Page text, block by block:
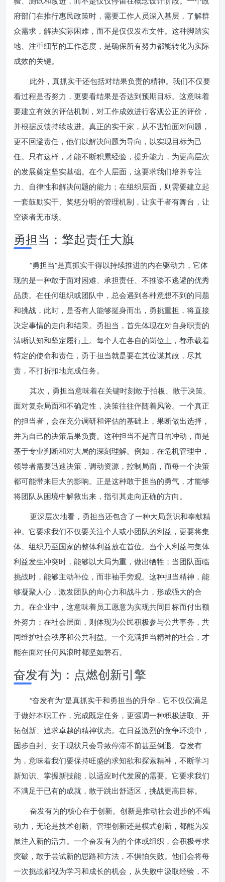
府部门在推行惠民政策时，需要工作人员深入基层，了解群
众需求，解决实际困难，而不是仅仅发布文件。这种脚踏实
地、注重细节的工作态度，是确保所有努力都能转化为实际
成效的关键。
此外，真抓实干还包括对结果负责的精神。我们不仅要
看过程是否努力，更要看结果是否达到预期目标。这意味着
要建立有效的评估机制，对工作成效进行客观公正的评价，
并根据反馈持续改进。真正的实干家，从不害怕面对问题，
更不回避责任，他们以解决问题为导向，以实现目标为己
任。只有这样，才能不断积累经验，提升能力，为更高层次
的发展奠定坚实基础。在个人层面，这要求我们培养专注
力、自律性和解决问题的能力；在组织层面，则需要建立起
一套鼓励实干、奖惩分明的管理机制，让实干者有舞台，让
空谈者无市场。
勇担当：擎起责任大旗
“勇担当”是真抓实干得以持续推进的内在驱动力，它体
现的是一种敢于面对困难、承担责任、不推诿不逃避的优秀
品质。在任何组织或团队中，总会遇到各种意想不到的问题
和挑战，此时，是否有人能够挺身而出，勇挑重担，将直接
决定事情的走向和结果。勇担当，首先体现在对自身职责的
清晰认知和坚定履行上。每个人在各自的岗位上，都承载着
特定的使命和责任，勇于担当就是要在其位谋其政，尽其
责，不打折扣地完成任务。
其次，勇担当意味着在关键时刻敢于拍板、敢于决策。
面对复杂局面和不确定性，决策往往伴随着风险。一个真正
的担当者，会在充分调研和评估的基础上，果断做出选择，
并为自己的决策后果负责。这种担当不是盲目的冲动，而是
基于专业判断和对大局的深刻理解。例如，在危机管理中，
领导者需要迅速决策，调动资源，控制局面，而每一个决策
都可能带来巨大的影响。正是这种敢于担当的勇气，才能够
将团队从困境中解救出来，指引其走向正确的方向。
更深层次地看，勇担当还包含了一种大局意识和奉献精
神。它要求我们不仅要关注个人或小团队的利益，更要将集
体、组织乃至国家的整体利益放在首位。当个人利益与集体
利益发生冲突时，能够以大局为重，做出牺牲；当团队面临
挑战时，能够主动补位，而非袖手旁观。这种担当精神，能
够凝聚人心，激发团队的向心力和战斗力，形成强大的合
力。在企业中，这意味着员工愿意为实现共同目标而付出额
外努力；在社会层面，则体现为公民积极参与公共事务，共
同维护社会秩序和公共利益。一个充满担当精神的社会，才
能在面对任何风浪时都坚如磐石。
奋发有为：点燃创新引擎
“奋发有为”是真抓实干和勇担当的升华，它不仅仅满足
于做好本职工作，完成既定任务，更强调一种积极进取、开
拓创新、追求卓越的精神状态。在日益激烈的竞争环境中，
固步自封、安于现状只会导致停滞不前甚至倒退。奋发有
为，意味着我们要保持旺盛的求知欲和探索精神，不断学习
新知识、掌握新技能，以适应时代发展的需要。它要求我们
不满足于已有的成就，敢于跳出舒适区，挑战更高目标。
奋发有为的核心在于创新。创新是推动社会进步的不竭
动力，无论是技术创新、管理创新还是模式创新，都能为发
展注入新的活力。一个奋发有为的个体或组织，会积极寻求
突破，敢于尝试新的思路和方法，不惧怕失败。他们会将每
一次挑战都视为学习和成长的机会，从失败中汲取经验，不